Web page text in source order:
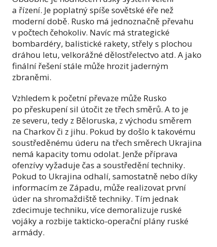
a řízení. Je poplatný spíše sovětské éře než
moderní době. Rusko má jednoznačně převahu
v počtech čehokoliv. Navíc má strategické
bombardéry, balistické rakety, střely s plochou
dráhou letu, velkorážné dělostřelectvo atd. A jako
finální řešení stále může hrozit jaderným
zbraněmi.
Vzhledem k početní převaze může Rusko
po přeskupení sil útočit ze třech směrů. A to je
ze severu, tedy z Běloruska, z východu směrem
na Charkov či z jihu. Pokud by došlo k takovému
soustředěnému úderu na třech směrech Ukrajina
nemá kapacity tomu odolat. Jenže příprava
ofenzívy vyžaduje čas a soustředění techniky.
Pokud to Ukrajina odhalí, samostatně nebo díky
informacím ze Západu, může realizovat první
úder na shromaždiště techniky. Tím jednak
zdecimuje techniku, více demoralizuje ruské
vojáky a rozbije takticko-operační plány ruské
armády.